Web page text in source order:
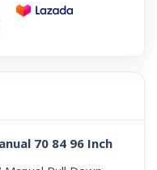
70 84 96 Inch